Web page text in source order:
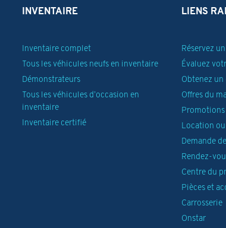
INVENTAIRE
Inventaire complet
Tous les véhicules neufs en inventaire
Démonstrateurs
Tous les véhicules d’occasion en
inventaire
Inventaire certifié
LIENS
Réservez
Évaluez
Obtenez un
Offres du
Location
Demande
Rendez-
Centre du
Pièces et
Carrosserie
Onstar